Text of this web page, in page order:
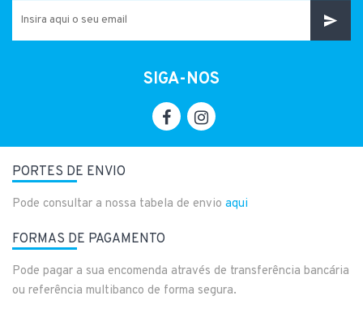
SIGA-NOS
PORTES DE ENVIO
Pode consultar a nossa tabela de envio aqui
FORMAS DE PAGAMENTO
Pode pagar a sua encomenda através de transferência bancária
ou referência multibanco de forma segura.